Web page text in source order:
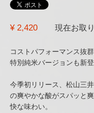
¥ 2,420 現在お取
コストパフォーマンス抜
特別純米バージョンも新登
今季初リリース、松山三
の爽やかな酸がスパッと
快な味わい。